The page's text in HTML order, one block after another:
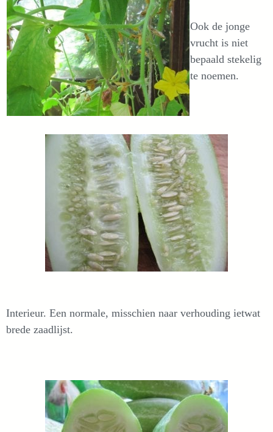
Ook de jonge
vrucht is niet
bepaald stekelig
te noemen.
Interieur. Een normale, misschien naar verhouding ietwat
brede zaadlijst.